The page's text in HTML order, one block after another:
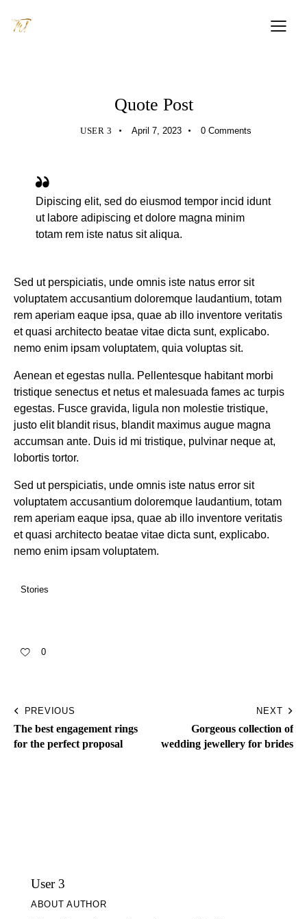
Quote Post
USER 3 April 7, 2023 0 Comments
Dipiscing elit, sed do eiusmod tempor incid idunt
ut labore adipiscing et dolore magna minim
totam rem iste natus sit aliqua.
Sed ut perspiciatis, unde omnis iste natus error sit
voluptatem accusantium doloremque laudantium, totam
rem aperiam eaque ipsa, quae ab illo inventore veritatis
et quasi architecto beatae vitae dicta sunt, explicabo.
nemo enim ipsam voluptatem, quia voluptas sit.
Aenean et egestas nulla. Pellentesque habitant morbi
tristique senectus et netus et malesuada fames ac turpis
egestas. Fusce gravida, ligula non molestie tristique,
justo elit blandit risus, blandit maximus augue magna
accumsan ante. Duis id mi tristique, pulvinar neque at,
lobortis tortor.
Sed ut perspiciatis, unde omnis iste natus error sit
voluptatem accusantium doloremque laudantium, totam
rem aperiam eaque ipsa, quae ab illo inventore veritatis
et quasi architecto beatae vitae dicta sunt, explicabo.
nemo enim ipsam voluptatem.
Stories
0
PREVIOUS
The best engagement rings
for the perfect proposal
NEXT
Gorgeous collection of
wedding jewellery for brides
User 3
ABOUT AUTHOR